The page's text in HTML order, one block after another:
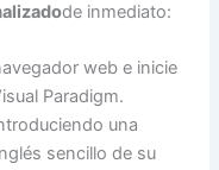
de inmediato:
web e inicie
Paradigm.
una
sencillo de su